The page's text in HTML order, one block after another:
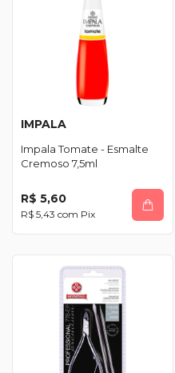
IMPALA
Impala Tomate - Esmalte
Cremoso 7,5ml
R$ 5,60
R$ 5,43 com Pix